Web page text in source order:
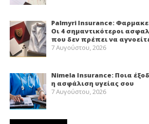
Palmyri Insurance:
Οι 4 σημαντικότεροι
που δεν πρέπει να
7 Αυγούστου, 2026
Nimela Insurance: Ποια
η ασφάλιση υγείας σου
7 Αυγούστου, 2026